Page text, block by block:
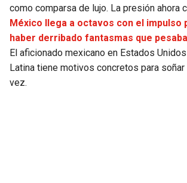
como comparsa de lujo. La presión ahora
México llega a octavos con el impulso
haber derribado fantasmas que
El aficionado mexicano en Estados
Latina tiene motivos concretos para
vez.